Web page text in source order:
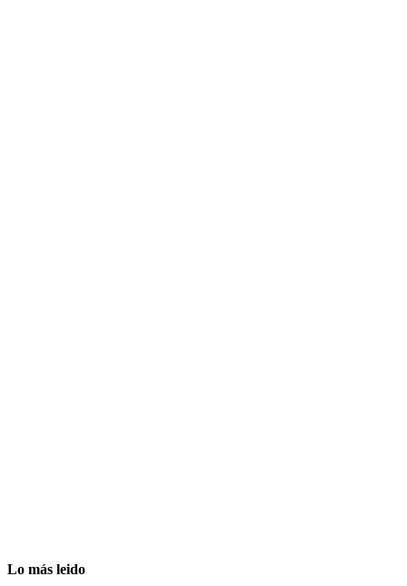
Lo más leido